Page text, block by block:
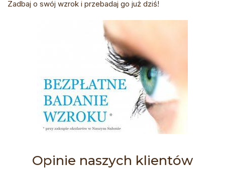
Zadbaj o swój wzrok i przebadaj go już dziś!
Opinie naszych klientów